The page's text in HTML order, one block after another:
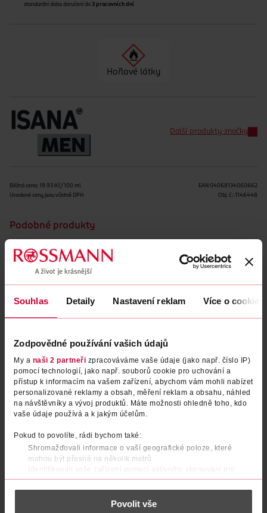
Souhlas Detaily Nastavení reklam Více o cookies
Zodpovědné používání vašich údajů
My a naši 2 partneři zpracováváme vaše údaje (jako např. číslo IP)
pomocí technologií, jako např. souborů cookie pro uchování a
přístup k informacím na vašem zařízení, abychom vám mohli nabízet
personalizované reklamy a obsah, měření reklam a obsahu, náhled
na návštěvníky a vývoj produktů. Máte možnosti ohledně toho, kdo
vaše údaje používá a k jakým účelům.
Pokud to povolíte, rádi bychom také:
Shromažďovali informace o vaší geografické poloze, které
mohou být přesné na několik metrů
Identifikovali vaše zařízení pomocí aktivního skenování pro
konkrétní charakteristiky (otisk prstu)
Zjistěte více o tom, jak zpracováváme vaše osobní údaje, a nastavte
části s podrobnostmi . Svůj souhlas můžete kdykoliv
Povolit vše
standardní doba doručení do 3 pracovních dní
Hořlavé látky
Další produkty značky
Běžná cena: 19.93 Kč/100 ml
Uvedené ceny jsou včetně DPH
EAN 04068134060662
Obj. č.: 1146448
Podobné produkty
Antiperspirant roll-on pro
muže Active Cool
24.90 Kč
DO KOŠÍKU
Antiperspirant sprej pro muže
Active Cool